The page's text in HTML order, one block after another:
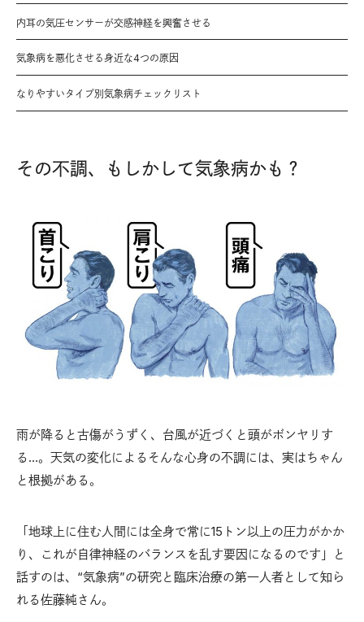
内耳の気圧センサーが交感神経を興奮させる
気象病を悪化させる身近な4つの原因
なりやすいタイプ別気象病チェックリスト
その不調、もしかして気象病かも？
雨が降ると古傷がうずく、台風が近づくと頭がボンヤリす
る…。天気の変化によるそんな心身の不調には、実はちゃん
と根拠がある。
「地球上に住む人間には全身で常に15トン以上の圧力がかか
り、これが自律神経のバランスを乱す要因になるのです」と
話すのは、“気象病”の研究と臨床治療の第一人者として知ら
れる佐藤純さん。